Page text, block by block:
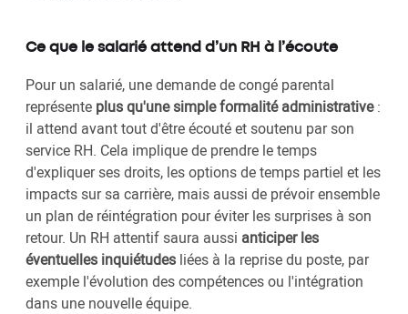
Ce que le salarié attend d’un RH à l’écoute
Pour un salarié, une demande de congé parental
représente plus qu'une simple formalité administrative:
il attend avant tout d'être écouté et soutenu par son
service RH. Cela implique de prendre le temps
d'expliquer ses droits, les options de temps partiel et les
impacts sur sa carrière, mais aussi de prévoir ensemble
un plan de réintégration pour éviter les surprises à son
retour. Un RH attentif saura aussi anticiper les
éventuelles inquiétudes liées à la reprise du poste, par
exemple l'évolution des compétences ou l'intégration
dans une nouvelle équipe.